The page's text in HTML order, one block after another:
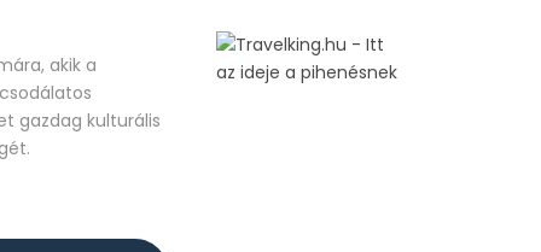
akik a
gazdag kulturális